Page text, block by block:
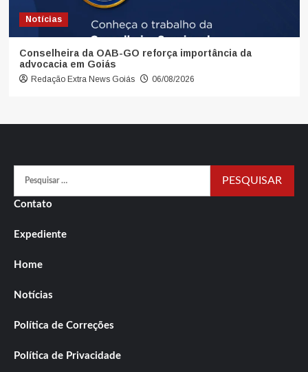
Notícias
Conselheira da OAB-GO reforça importância da
advocacia em Goiás
Redação Extra News Goiás 06/08/2026
por:
Contato
Expediente
Home
Notícias
Política de Correções
Política de Privacidade